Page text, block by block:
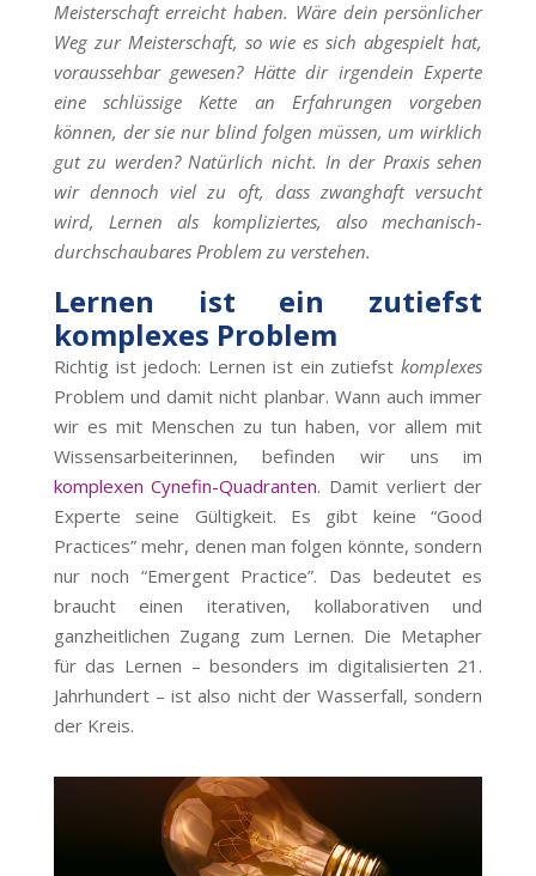
Meisterschaft erreicht haben. Wäre dein persönlicher
Weg zur Meisterschaft, so wie es sich abgespielt hat,
voraussehbar gewesen? Hätte dir irgendein Experte
eine schlüssige Kette an Erfahrungen vorgeben
können, der sie nur blind folgen müssen, um wirklich
gut zu werden? Natürlich nicht. In der Praxis sehen
wir dennoch viel zu oft, dass zwanghaft versucht
wird, Lernen als kompliziertes, also mechanisch-
durchschaubares Problem zu verstehen.
Lernen ist ein zutiefst
komplexes Problem
Richtig ist jedoch: Lernen ist ein zutiefstkomplexes
Problem und damit nicht planbar. Wann auch immer
wir es mit Menschen zu tun haben, vor allem mit
Wissensarbeiterinnen, befinden wir uns im
komplexen Cynefin-Quadranten. Damit verliert der
Experte seine Gültigkeit. Es gibt keine “Good
Practices” mehr, denen man folgen könnte, sondern
nur noch “Emergent Practice”. Das bedeutet es
braucht einen iterativen, kollaborativen und
ganzheitlichen Zugang zum Lernen. Die Metapher
für das Lernen – besonders im digitalisierten 21.
Jahrhundert – ist also nicht der Wasserfall, sondern
der Kreis.